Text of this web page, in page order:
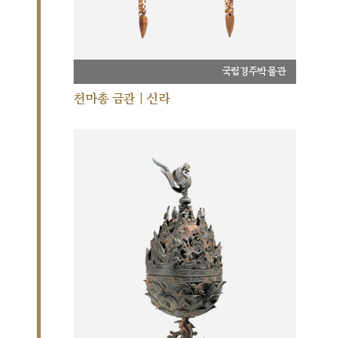
국립경주박물관
천마총 금관 | 신라